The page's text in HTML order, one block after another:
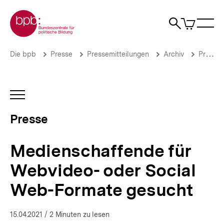
zum
Seiteninhalt
springen
Zur Startseite der bpb
Suche
Artikel
im
Medienschaffende
Social
Web-
gesucht
bpb.de
Brotkrümelnavigation
Pfadnavigation
Die bpb Presse Pressemitteilungen Archiv Pressemitteilungen 2021
INHALTSNAVIGATION
Presse
Medienschaffende für
Webvideo- oder Social
Web-Formate gesucht
15.04.2021 / 2 Minuten zu lesen